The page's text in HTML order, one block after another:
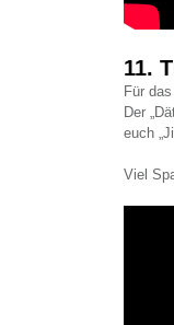
11.
Für
Der
euch
Viel